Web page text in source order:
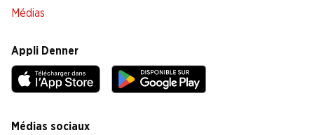
Médias
Appli Denner
Médias sociaux